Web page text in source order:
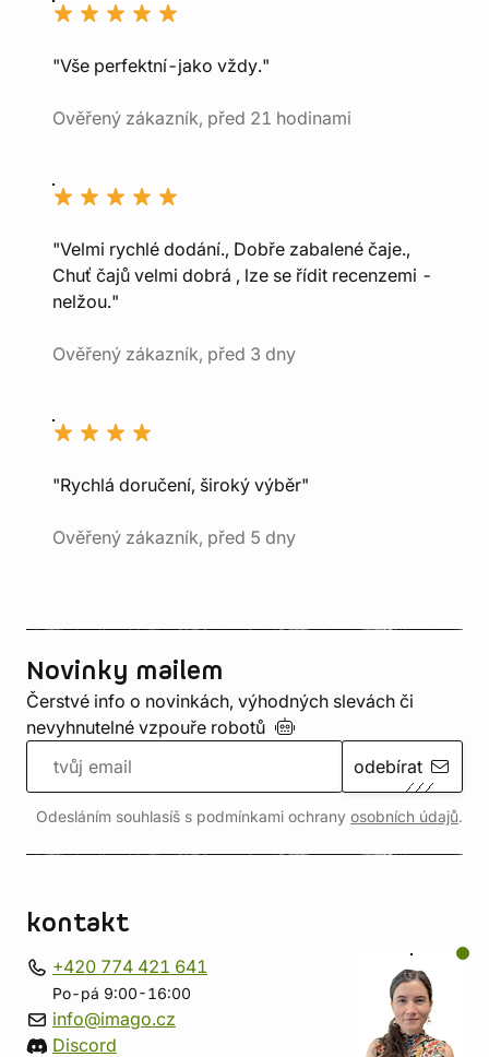
"Vše perfektní-jako vždy."
Ověřený zákazník, před 21 hodinami
"Velmi rychlé dodání., Dobře zabalené čaje.,
Chuť čajů velmi dobrá , lze se řídit recenzemi -
nelžou."
Ověřený zákazník, před 3 dny
"Rychlá doručení, široký výběr"
Ověřený zákazník, před 5 dny
Novinky mailem
Čerstvé info o novinkách, výhodných slevách či
nevyhnutelné vzpouře robotů
odebírat
Odesláním souhlasíš s podmínkami ochrany osobních údajů.
kontakt
+420 774 421 641
Po-pá 9:00-16:00
info@imago.cz
Discord